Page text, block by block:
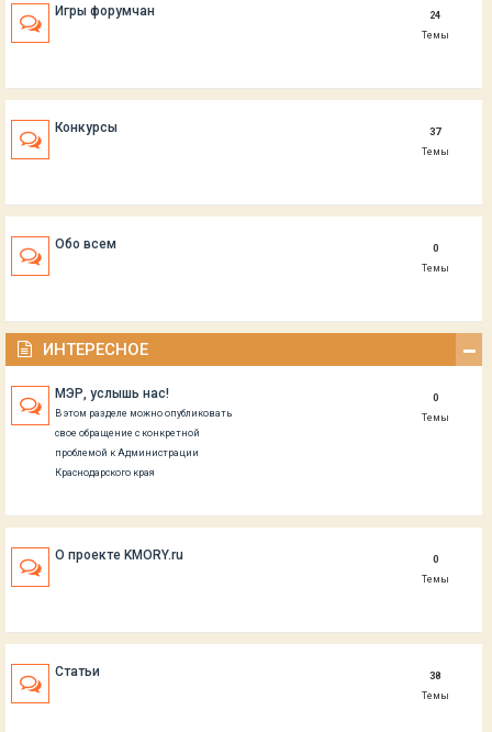
Игры форумчан
24
Темы
Конкурсы
37
Темы
Обо всем
0
Темы
ИНТЕРЕСНОЕ
МЭР, услышь нас!
В этом разделе можно опубликовать
свое обращение с конкретной
проблемой к Администрации
Краснодарского края
0
Темы
О проекте KMORY.ru
0
Темы
Статьи
38
Темы